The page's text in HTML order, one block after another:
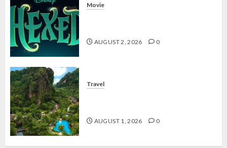
Movie
AUGUST 2, 2026 0
Travel
AUGUST 1, 2026 0